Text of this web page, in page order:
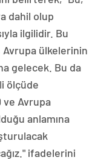
dahil olup
ilgilidir. Bu
Avrupa ülkelerinin
gelecek. Bu da
ölçüde
ve Avrupa
anlamına
ifadelerini